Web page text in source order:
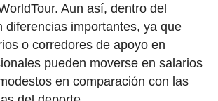
Aun así, dentro del
diferencias importantes, ya que
o corredores de apoyo en
pueden moverse en salarios
en comparación con las